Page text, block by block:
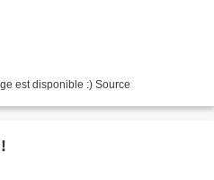
est disponible :) Source